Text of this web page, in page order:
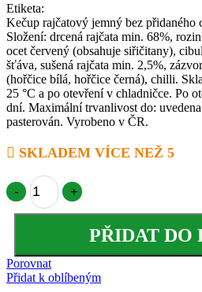
Etiketa:
Kečup rajčatový jemný bez přidaného
Složení: drcená rajčata min. 68%,
ocet červený (obsahuje siřičitany),
šťáva, sušená rajčata min. 2,5%,
(hořčice bílá, hořčice černá), chilli.
25 °C a po otevření v chladničce. Po
dní. Maximální trvanlivost do:
pasterován. Vyrobeno v ČR.
SKLADEM VÍCE NEŽ 5
-
AKCE - 3 kečupy množství
+
PŘIDAT DO
Porovnat
Přidat k oblíbeným